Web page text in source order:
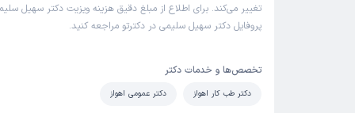
تغییر می‌کند. برای اطلاع از مبلغ دقیق هزینه ویزیت دکتر سهیل
پروفایل دکتر سهیل سلیمی در دکترتو مراجعه کنید.
تخصص‌ها و خدمات دکتر
دکتر طب کار اهواز دکتر عمومی اهواز